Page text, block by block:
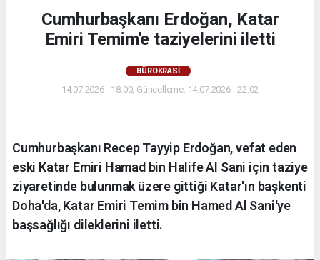
Cumhurbaşkanı Erdoğan, Katar
Emiri Temim'e taziyelerini iletti
BÜROKRASİ
14.07.2026 - 18:00, Güncelleme: 14.07.2026 - 22:02
Cumhurbaşkanı Recep Tayyip Erdoğan, vefat eden
eski Katar Emiri Hamad bin Halife Al Sani için taziye
ziyaretinde bulunmak üzere gittiği Katar'ın başkenti
Doha'da, Katar Emiri Temim bin Hamed Al Sani'ye
başsağlığı dileklerini iletti.